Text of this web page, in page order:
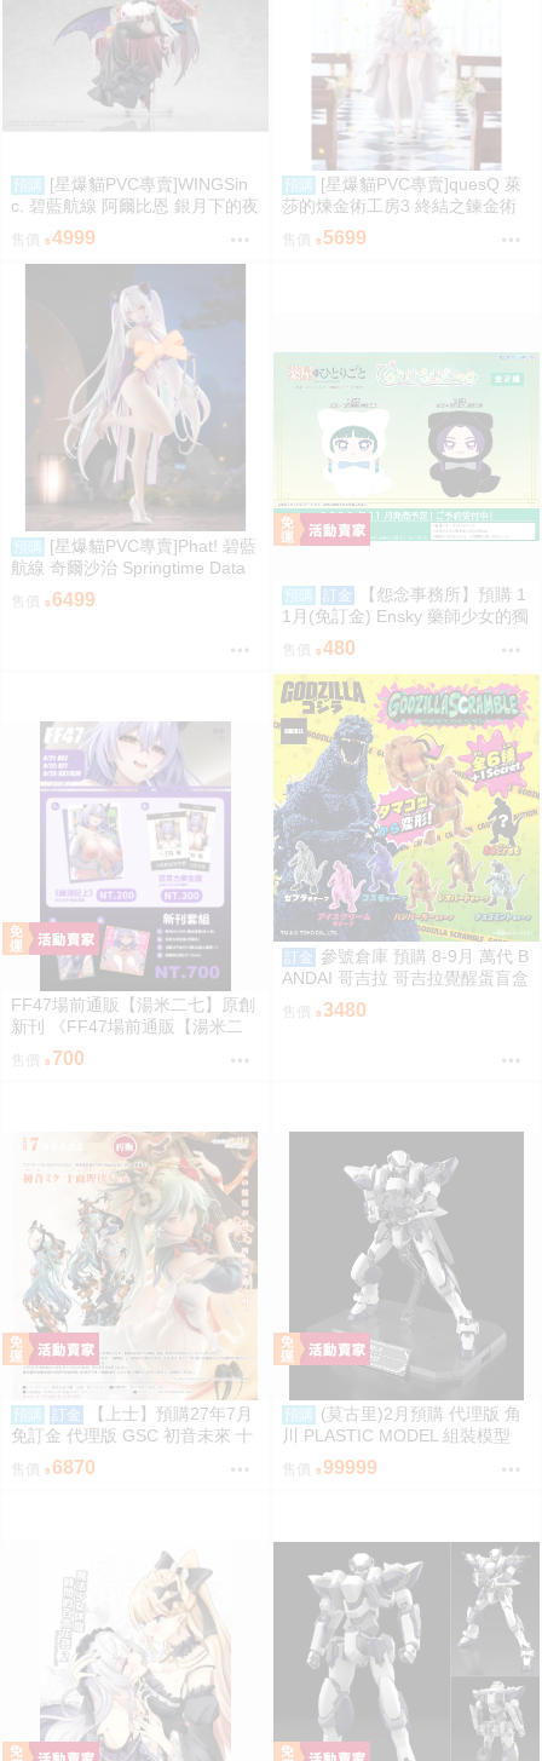
預購
[星爆貓PVC專賣]WINGSin
c. 碧藍航線 阿爾比恩 銀月下的夜
之眷屬 1/7 預計2028/01到貨
售價 4999
預購
[星爆貓PVC專賣]quesQ 萊
莎的煉金術工房3 終結之鍊金術
士與秘密鑰匙 萊莎琳・斯托特 婚
紗Ver. 1/7 預計2027/07到貨
售價 5699
預購
[星爆貓PVC專賣]Phat! 碧藍
航線 奇爾沙治 Springtime Data
預計2027/11到貨
售價 6499 預購 訂金
【怨念事務所】預購 1
1月(免訂金) Ensky 藥師少女的獨
語 Q版動物裝珠鍊布偶吊飾 娃娃
2款分售 0816
售價 480
FF47場前通販【湯米二七】原創
新刊 《FF47場前通販【湯米二
七】原創新刊 《綠鼎記上（下
略）》 壓克力磁吸滑軌學生證 感
證 簽感謝簽名板トミー27 ［箱庭
交響曲-通販］
700
訂金 參號倉庫 預購 8-9月 萬代 B
ANDAI 哥吉拉 哥吉拉覺醒蛋盲盒
中盒12入 812超取免訂
3480
預購 訂金
【上士】預購27年7月
免訂金 代理版 GSC 初音未來 十
面埋伏Ver. 1/7 再版
售價 6870
預購
(莫古里)2月預購 代理版 角
川 PLASTIC MODEL 組裝模型
驚爆危機 1/48 強弩兵 特別套組
免訂金
售價 99999